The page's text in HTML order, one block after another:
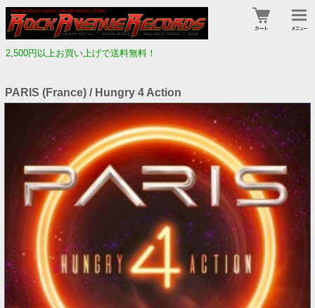
2,500円以上お買い上げで送料無料！
PARIS (France) / Hungry 4 Action